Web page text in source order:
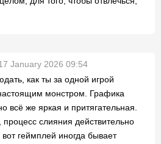
January 2026 09:54
как ты за одной игрой
монстром. Графика
всё же яркая и притягательная.
слияния действительно
вот геймплей иногда бывает